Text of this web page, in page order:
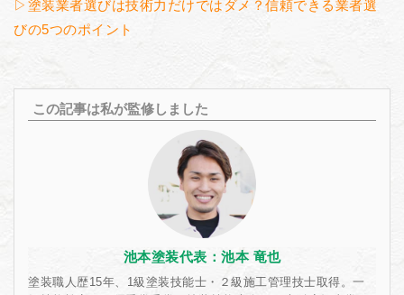
▷塗装業者選びは技術力だけではダメ？信頼できる業者選
びの5つのポイント
この記事は私が監修しました
池本塗装代表：池本 竜也
塗装職人歴15年、1級塗装技能士・２級施工管理技士取得。一